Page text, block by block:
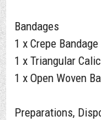
Bandages
1 x Crepe
1 x Triangular
1 x Open Woven
Preparations,